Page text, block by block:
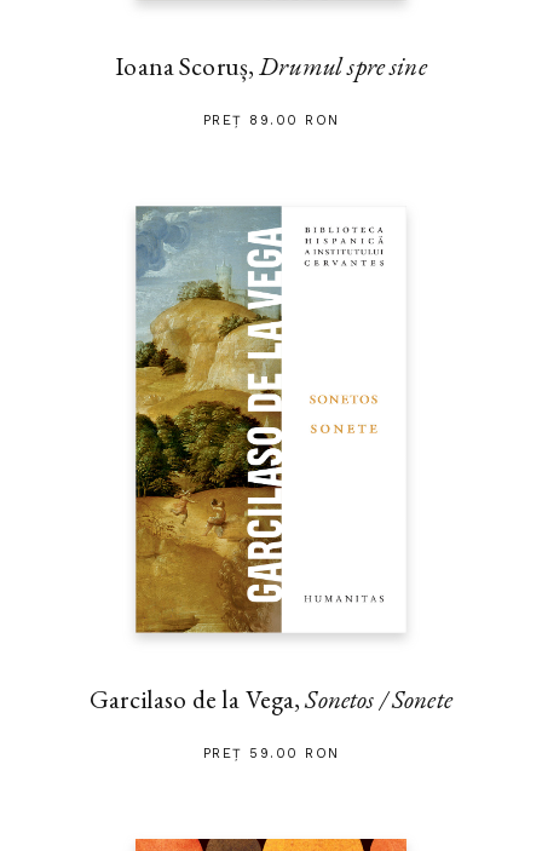
Ioana Scoruș,Drumul spre sine
PREȚ 89.00 RON
Garcilaso de la Vega,Sonetos / Sonete
PREȚ 59.00 RON